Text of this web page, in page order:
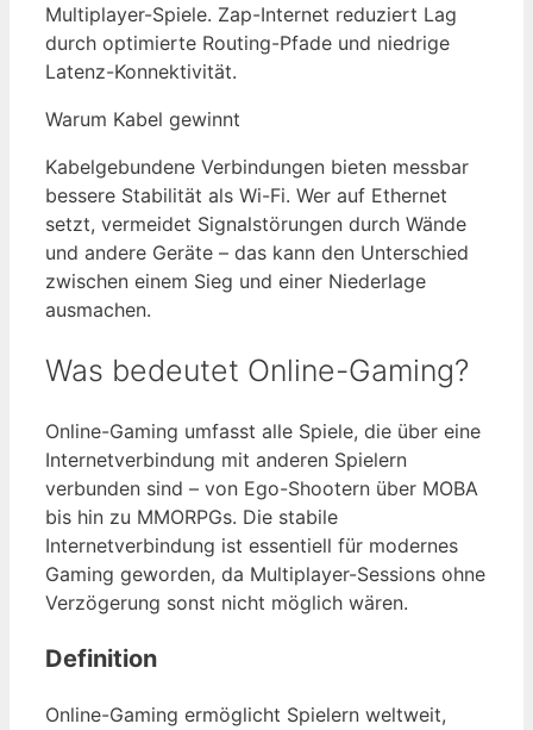
Multiplayer-Spiele. Zap-Internet reduziert Lag
durch optimierte Routing-Pfade und niedrige
Latenz-Konnektivität.
Warum Kabel gewinnt
Kabelgebundene Verbindungen bieten messbar
bessere Stabilität als Wi-Fi. Wer auf Ethernet
setzt, vermeidet Signalstörungen durch Wände
und andere Geräte – das kann den Unterschied
zwischen einem Sieg und einer Niederlage
ausmachen.
Was bedeutet Online-Gaming?
Online-Gaming umfasst alle Spiele, die über eine
Internetverbindung mit anderen Spielern
verbunden sind – von Ego-Shootern über MOBA
bis hin zu MMORPGs. Die stabile
Internetverbindung ist essentiell für modernes
Gaming geworden, da Multiplayer-Sessions ohne
Verzögerung sonst nicht möglich wären.
Definition
Online-Gaming ermöglicht Spielern weltweit,